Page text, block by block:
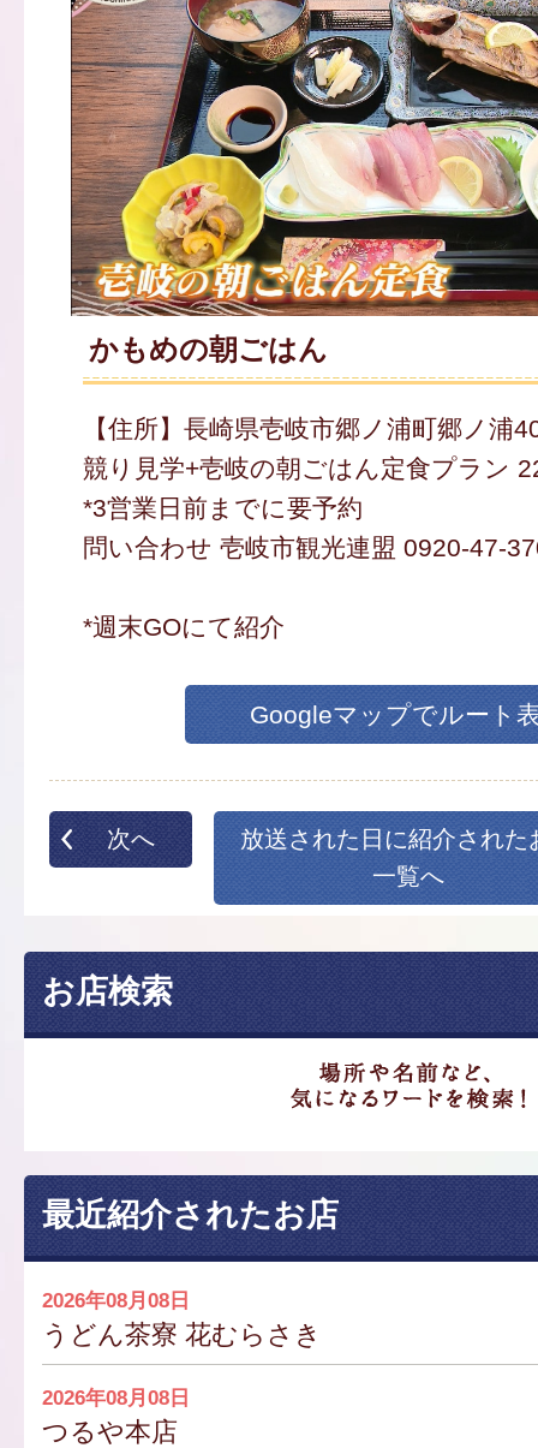
かもめの朝ごはん
【住所】長崎県壱岐市郷ノ浦町郷ノ浦
競り見学+壱岐の朝ごはん定食プラン
*3営業日前までに要予約
問い合わせ 壱岐市観光連盟 0920-47-
*週末GOにて紹介
Googleマップでルート
次へ
放送された日に紹介された
一覧へ
お店検索
最近紹介されたお店
2026年08月08日
うどん茶寮 花むらさき
2026年08月08日
つるや本店